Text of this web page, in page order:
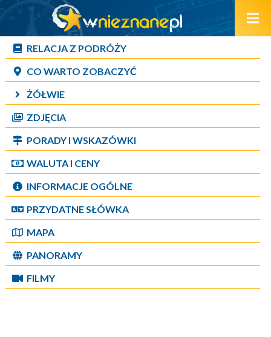
RELACJA Z PODRÓŻY
CO WARTO ZOBACZYĆ
ŻÓŁWIE
ZDJĘCIA
PORADY I WSKAZÓWKI
WALUTA I CENY
INFORMACJE OGÓLNE
PRZYDATNE SŁÓWKA
MAPA
PANORAMY
FILMY